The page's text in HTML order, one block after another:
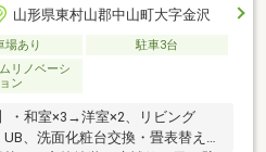
山形県東村山郡中山町大字金沢
場あり 駐車3台
リノベーシ
ョン
・和室×3→洋室×2、リビング
、洗面化粧台交換・畳表替え・